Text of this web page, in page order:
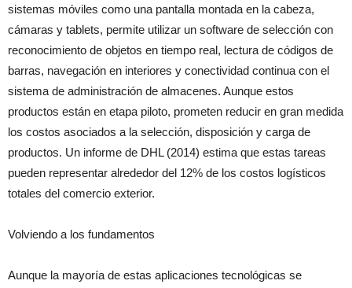
sistemas móviles como una pantalla montada en la cabeza,
cámaras y tablets, permite utilizar un software de selección con
reconocimiento de objetos en tiempo real, lectura de códigos de
barras, navegación en interiores y conectividad continua con el
sistema de administración de almacenes. Aunque estos
productos están en etapa piloto, prometen reducir en gran medida
los costos asociados a la selección, disposición y carga de
productos. Un informe de DHL (2014) estima que estas tareas
pueden representar alrededor del 12% de los costos logísticos
totales del comercio exterior.
Volviendo a los fundamentos
Aunque la mayoría de estas aplicaciones tecnológicas se